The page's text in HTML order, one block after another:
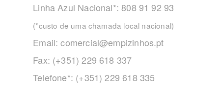
Linha Azul Nacional*: 808 91 92 93
(*custo de uma chamada local nacional)
Email:comercial@empizinhos.pt
Fax: (+351) 229 618 337
Telefone*: (+351) 229 618 335